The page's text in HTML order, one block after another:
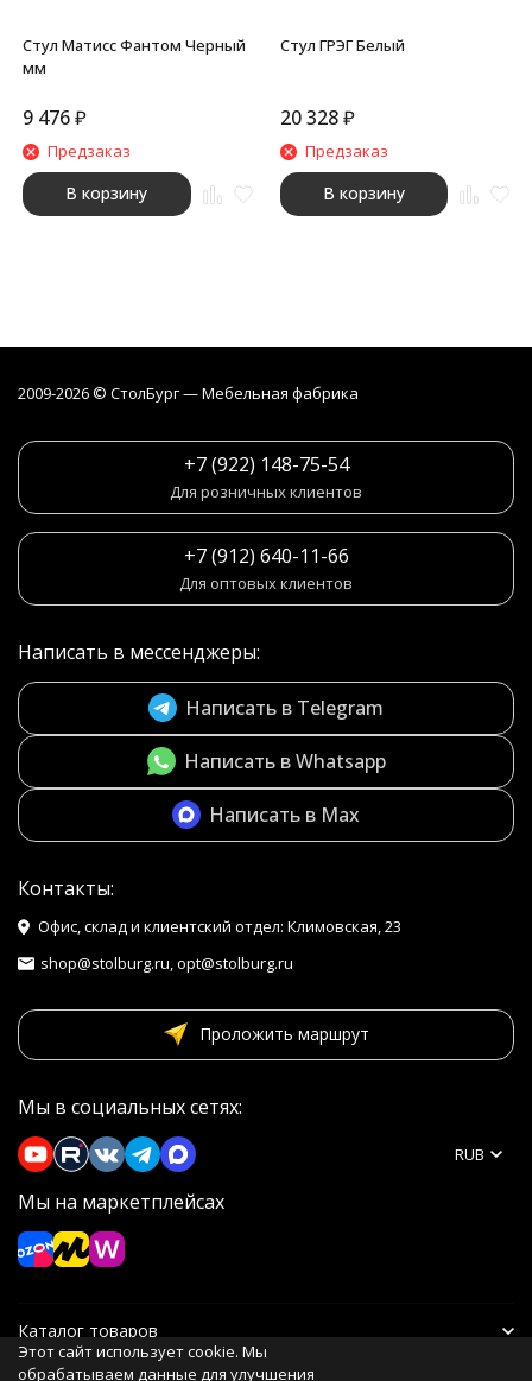
Стул Матисс Фантом Черный
мм
9 476₽
Предзаказ
В корзину
Стул ГРЭГ Белый
20 328 ₽
Предзаказ
В корзину
2009-2026 © СтолБург — Мебeльная фабрика
+7 (922) 148-75-54
Для розничных клиентов
+7 (912) 640-11-66
Для оптовых клиентов
Написать в мессенджеры:
Написать в Telegram
Написать в Whatsapp
Написать в Max
Контакты:
Офис, склад и клиентский отдел: Климовская, 23
shop@stolburg.ru, opt@stolburg.ru
Проложить маршрут
Мы в социальных сетях:
Мы на маркетплейсах
RUB
Каталог товаров
Этот сайт использует cookie. Мы
обрабатываем данные для улучшения